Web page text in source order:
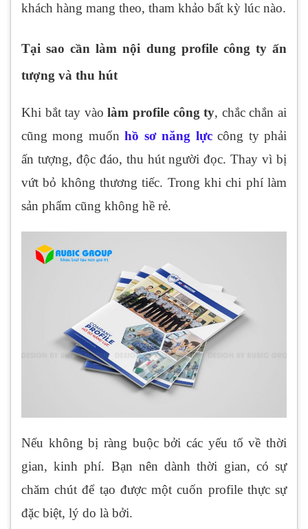
khách hàng mang theo, tham khảo bất kỳ lúc nào.
Tại sao cần làm nội dung profile công ty ấn
tượng và thu hút
Khi bắt tay vàolàm profile công ty, chắc chắn ai
cũng mong muốnhồ sơ năng lựccông ty phải
ấn tượng, độc đáo, thu hút người đọc. Thay vì bị
vứt bỏ không thương tiếc. Trong khi chi phí làm
sản phẩm cũng không hề rẻ.
Nếu không bị ràng buộc bởi các yếu tố về thời
gian, kinh phí. Bạn nên dành thời gian, có sự
chăm chút để tạo được một cuốn profile thực sự
đặc biệt, lý do là bởi.